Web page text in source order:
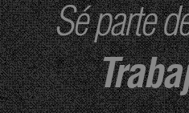
Sé parte